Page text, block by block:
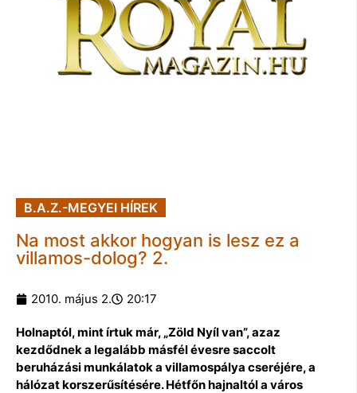
B.A.Z.-MEGYEI HÍREK
Na most akkor hogyan is lesz ez a
villamos-dolog? 2.
2010. május 2. 20:17
Holnaptól, mint írtuk már, „Zöld Nyíl van”, azaz
kezdődnek a legalább másfél évesre saccolt
beruházási munkálatok a villamospálya cseréjére, a
hálózat korszerűsítésére. Hétfőn hajnaltól a város